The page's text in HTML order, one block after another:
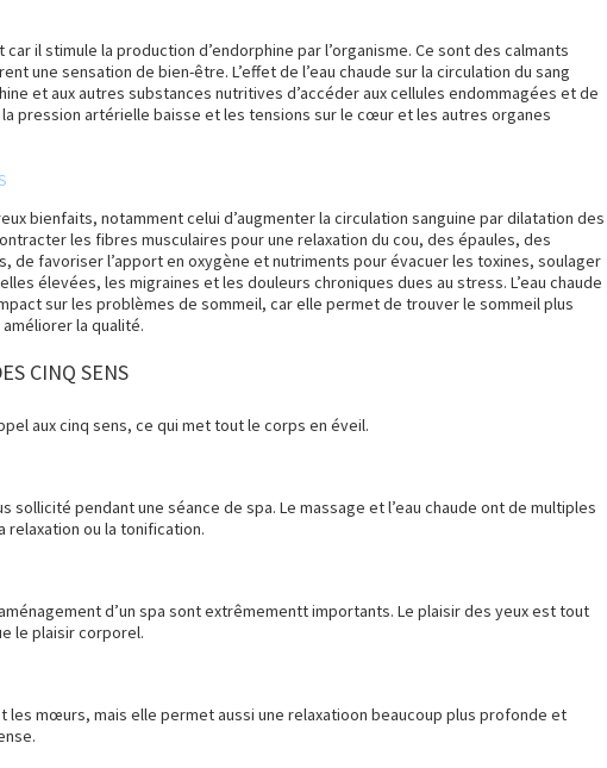
car il stimule la production d’endorphine par l’organisme. Ce sont des calmants
une sensation de bien-être. L’effet de l’eau chaude sur la circulation du sang
et aux autres substances nutritives d’accéder aux cellules endommagées et de
pression artérielle baisse et les tensions sur le cœur et les autres organes
bienfaits, notamment celui d’augmenter la circulation sanguine par dilatation des
les fibres musculaires pour une relaxation du cou, des épaules, des
de favoriser l’apport en oxygène et nutriments pour évacuer les toxines, soulager
élevées, les migraines et les douleurs chroniques dues au stress. L’eau chaude
sur les problèmes de sommeil, car elle permet de trouver le sommeil plus
la qualité.
CINQ SENS
aux cinq sens, ce qui met tout le corps en éveil.
sollicité pendant une séance de spa. Le massage et l’eau chaude ont de multiples
relaxation ou la tonification.
d’un spa sont extrêmementt importants. Le plaisir des yeux est tout
le plaisir corporel.
les mœurs, mais elle permet aussi une relaxatioon beaucoup plus profonde et